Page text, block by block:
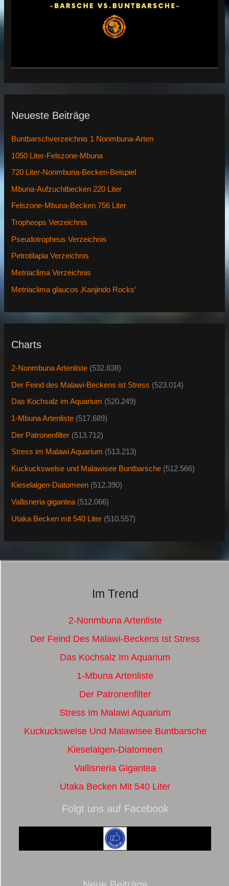
Neueste Beiträge
Buntbarschverzeichnis 1 Nonmbuna-Arten
1050 Liter-Felszone-Mbuna
720 Liter-Nonmbuna-Becken-Beispiel
Mbuna-Aufzuchtbecken 220 Liter
Felszone-Mbuna-Becken 756 Liter
Tropheops Verzeichnis
Pseudotropheus Verzeichnis
Petrotilapia Verzeichnis
Metriaclima Verzeichnis
Metriaclima glaucos ‚Kanjindo Rocks‘
Charts
2-Nonmbuna Artenliste (532.838)
Der Feind des Malawi-Beckens ist Stress (523.014)
Das Kochsalz im Aquarium (520.249)
1-Mbuna Artenliste (517.689)
Der Patronenfilter (513.712)
Stress im Malawi Aquarium (513.213)
Kuckuckswelse und Malawisee Buntbarsche (512.566)
Kieselalgen-Diatomeen (512.390)
Vallisneria gigantea (512.066)
Utaka Becken mit 540 Liter (510.557)
Im Trend
2-Nonmbuna Artenliste
Der Feind Des Malawi-Beckens Ist Stress
Das Kochsalz Im Aquarium
1-Mbuna Artenliste
Der Patronenfilter
Stress Im Malawi Aquarium
Kuckuckswelse Und Malawisee Buntbarsche
Kieselalgen-Diatomeen
Vallisneria Gigantea
Utaka Becken Mit 540 Liter
Folgt uns auf Facebook